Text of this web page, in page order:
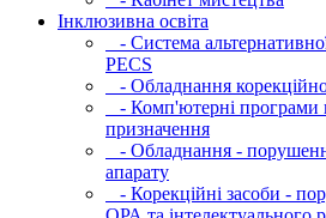
Інклюзивна освіта
- Система
PECS
- Обладнання
- Комп'ютерні програми
призначення
- Обладнання -
апарату
- Корекційні засоби -